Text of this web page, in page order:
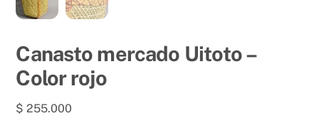
Canasto mercado Uitoto –
Color rojo
$ 255.000